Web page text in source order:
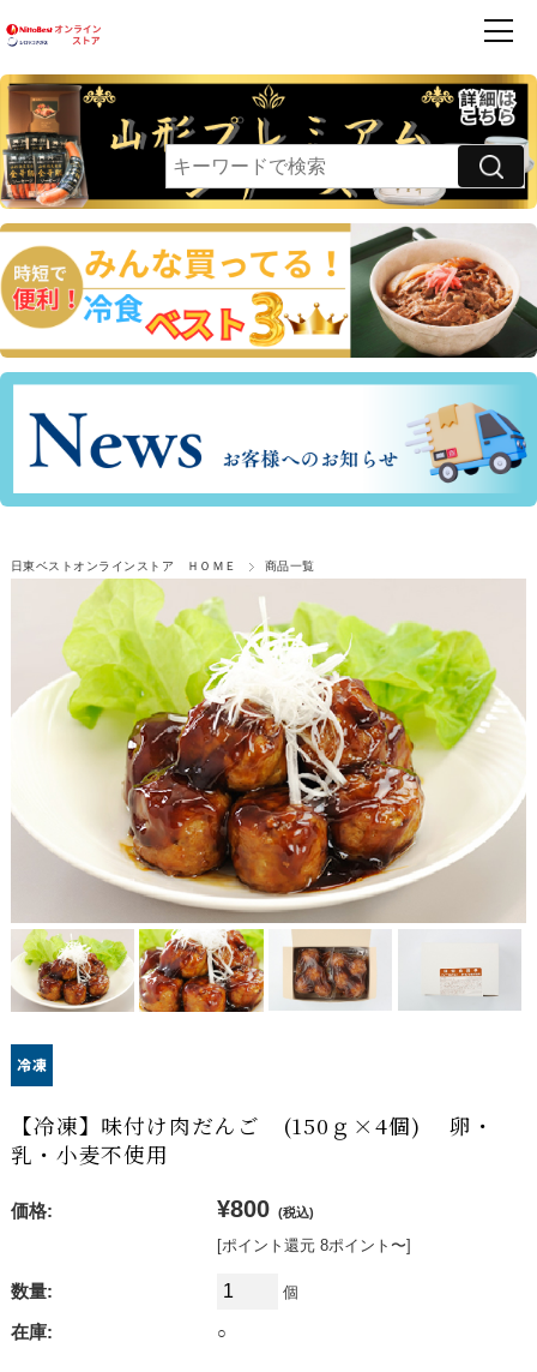
卵乳小麦 不使用 お買得品
日東ベストオンラインストア ＨＯＭＥ 商品一覧
【冷凍】味付け肉だんご (150ｇ×4個) 卵・
乳・小麦不使用
価格: ¥800 (税込)
[ポイント還元 8ポイント〜]
数量: 個
在庫: ○